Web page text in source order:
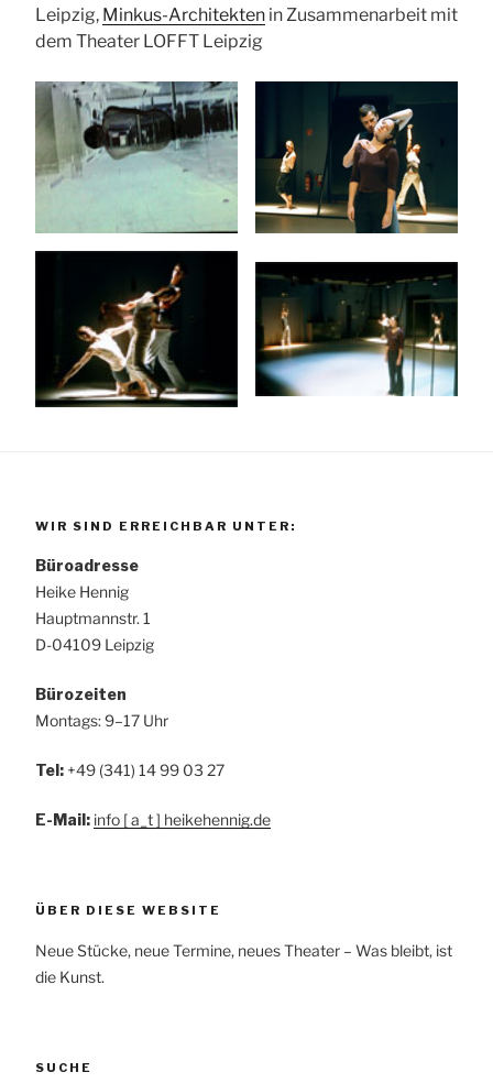
Leipzig, Minkus-Architekten in Zusammenarbeit mit
dem Theater LOFFT Leipzig
WIR SIND ERREICHBAR UNTER:
Büroadresse
Heike Hennig
Hauptmannstr. 1
D-04109 Leipzig
Bürozeiten
Montags: 9–17 Uhr
Tel: +49 (341) 14 99 03 27
E-Mail: info [ a_t ] heikehennig.de
ÜBER DIESE WEBSITE
Neue Stücke, neue Termine, neues Theater – Was bleibt, ist
die Kunst.
SUCHE